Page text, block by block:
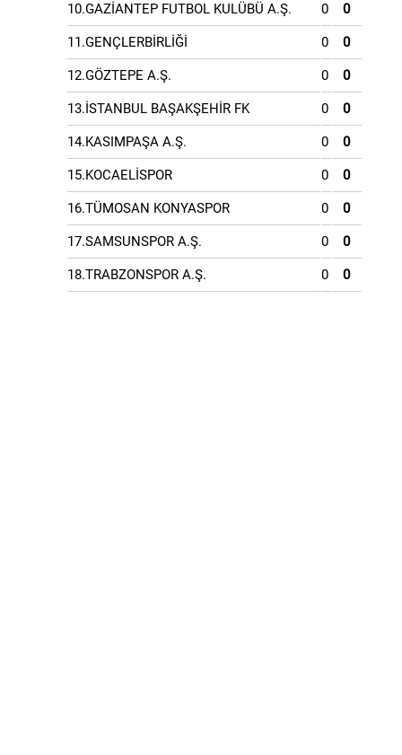
10.GAZİANTEP FUTBOL KULÜBÜ A.Ş. 0 0
11.GENÇLERBİRLİĞİ 0 0
12.GÖZTEPE A.Ş. 0 0
13.İSTANBUL BAŞAKŞEHİR FK 0 0
14.KASIMPAŞA A.Ş. 0 0
15.KOCAELİSPOR 0 0
16.TÜMOSAN KONYASPOR 0 0
17.SAMSUNSPOR A.Ş. 0 0
18.TRABZONSPOR A.Ş. 0 0